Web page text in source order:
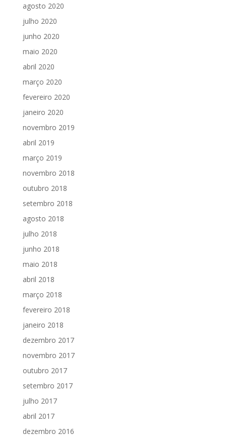
agosto 2020
julho 2020
junho 2020
maio 2020
abril 2020
março 2020
fevereiro 2020
janeiro 2020
novembro 2019
abril 2019
março 2019
novembro 2018
outubro 2018
setembro 2018
agosto 2018
julho 2018
junho 2018
maio 2018
abril 2018
março 2018
fevereiro 2018
janeiro 2018
dezembro 2017
novembro 2017
outubro 2017
setembro 2017
julho 2017
abril 2017
dezembro 2016